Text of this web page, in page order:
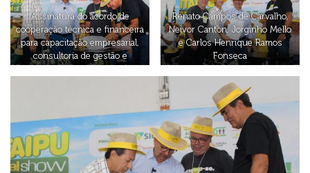
Assinatura do acordo de
cooperação técnica e financeira
para capacitação empresarial,
consultoria de gestão e
Renato Campos de Carvalho,
Neivor Canton, Jorginho Mello
e Carlos Henrique Ramos
Fonseca